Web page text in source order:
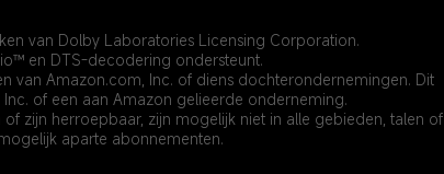
van Dolby Laboratories Licensing Corporation.
en DTS-decodering ondersteunt.
van Amazon.com, Inc. of diens dochterondernemingen. Dit
of een aan Amazon gelieerde onderneming.
zijn herroepbaar, zijn mogelijk niet in alle gebieden, talen of
aparte abonnementen.